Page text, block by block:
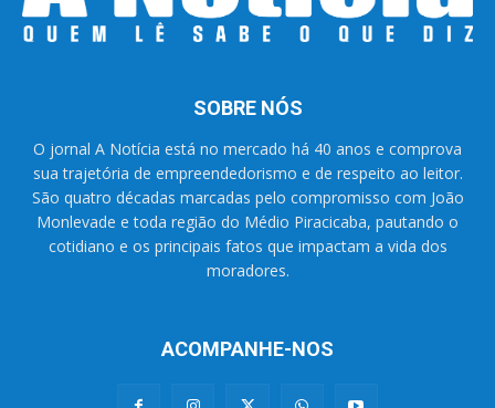
SOBRE NÓS
O jornal A Notícia está no mercado há 40 anos e comprova
sua trajetória de empreendedorismo e de respeito ao leitor.
São quatro décadas marcadas pelo compromisso com João
Monlevade e toda região do Médio Piracicaba, pautando o
cotidiano e os principais fatos que impactam a vida dos
moradores.
ACOMPANHE-NOS